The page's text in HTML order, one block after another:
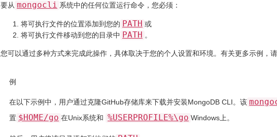
要从 mongocli 系统中的任何位置运行命令，您必须：
将可执行文件的位置添加到您的 PATH 或
将可执行文件移动到您的目录中 PATH 。
您可以通过多种方式来完成此操作，具体取决于您的个人设置和环境。有关更多示例，
例
在以下示例中，用户通过克隆GitHub存储库来下载并安装MongoDB CLI。该
置 $HOME/go 在Unix系统和 %USERPROFILE%\go Windows上。